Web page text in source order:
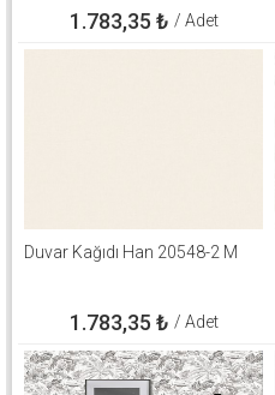
1.783,35 ₺ / Adet
Duvar Kağıdı Han 20548-2 M
1.783,35 ₺ / Adet